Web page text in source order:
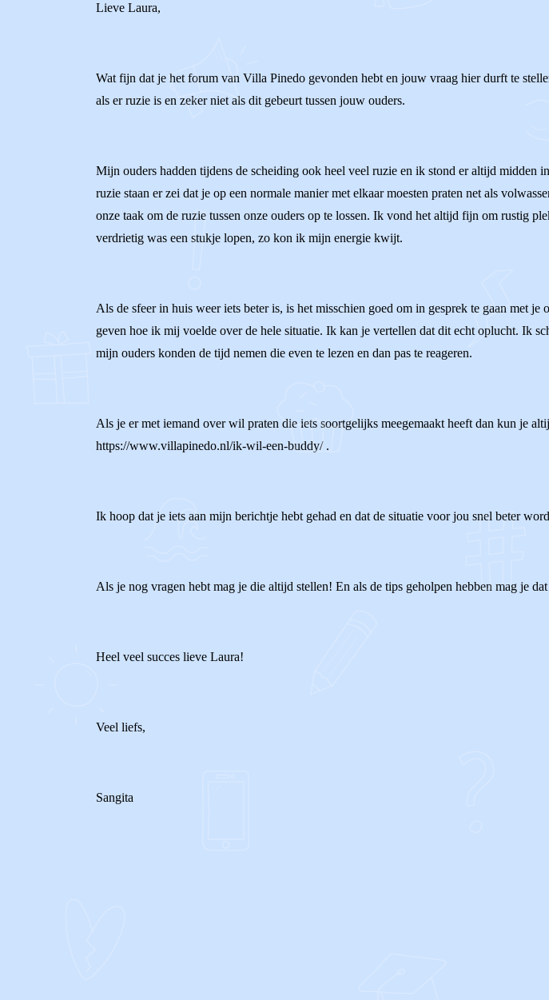
Lieve Laura,
Wat fijn dat je het forum van Villa Pinedo gevonden hebt en jouw vraag hier durft te
als er ruzie is en zeker niet als dit gebeurt tussen jouw ouders.
Mijn ouders hadden tijdens de scheiding ook heel veel ruzie en ik stond er altijd
ruzie staan er zei dat je op een normale manier met elkaar moesten praten net als
onze taak om de ruzie tussen onze ouders op te lossen. Ik vond het altijd fijn om rustig
verdrietig was een stukje lopen, zo kon ik mijn energie kwijt.
Als de sfeer in huis weer iets beter is, is het misschien goed om in gesprek te gaan met
geven hoe ik mij voelde over de hele situatie. Ik kan je vertellen dat dit echt oplucht. Ik
mijn ouders konden de tijd nemen die even te lezen en dan pas te reageren.
Als je er met iemand over wil praten die iets soortgelijks meegemaakt heeft dan kun je
https://www.villapinedo.nl/ik-wil-een-buddy/ .
Ik hoop dat je iets aan mijn berichtje hebt gehad en dat de situatie voor jou snel beter
Als je nog vragen hebt mag je die altijd stellen! En als de tips geholpen hebben mag je
Heel veel succes lieve Laura!
Veel liefs,
Sangita